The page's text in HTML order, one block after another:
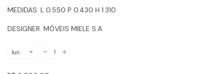
MEDIDAS: L 0.550 P 0.430 H 1.310
DESIGNER: MÓVEIS MIELE S.A